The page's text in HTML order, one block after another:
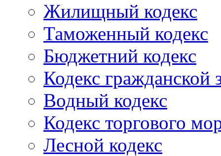
Жилищный кодекс
Таможенный кодекс
Бюджетний кодекс
Кодекс гражданской
Водный кодекс
Кодекс торгового
Лесной кодекс